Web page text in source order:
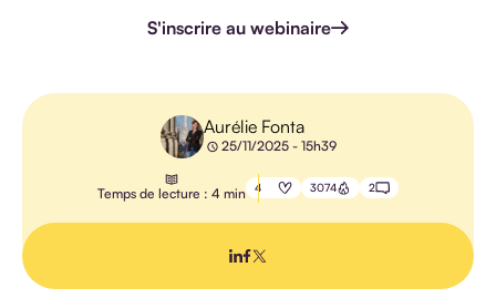
S'inscrire au webinaire
Aurélie Fonta
25/11/2025 - 15h39
Temps de lecture : 4 min 4 3074 2